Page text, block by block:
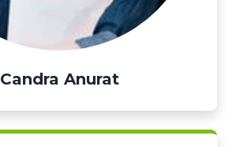
Candra Anurat